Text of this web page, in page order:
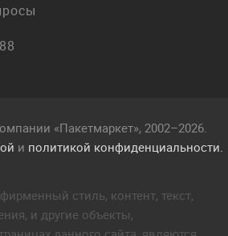
«Пакетмаркет», 2002–2026.
и политикой конфиденциальности.
стиль, контент, текст,
и другие объекты,